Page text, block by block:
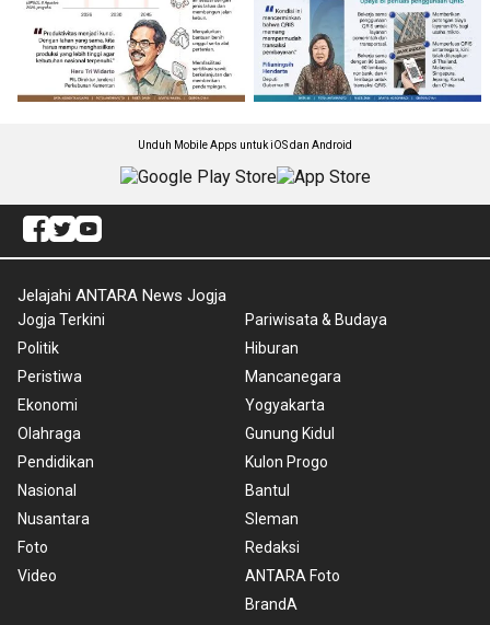
Unduh Mobile Apps untuk iOS dan Android
Jelajahi ANTARA News Jogja
Jogja Terkini
Politik
Peristiwa
Ekonomi
Olahraga
Pendidikan
Nasional
Nusantara
Foto
Video
Pariwisata & Budaya
Hiburan
Mancanegara
Yogyakarta
Gunung Kidul
Kulon Progo
Bantul
Sleman
Redaksi
ANTARA Foto
BrandA